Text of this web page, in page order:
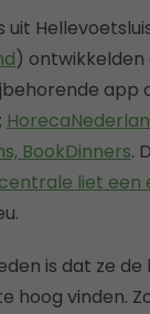
uit
) ontwikkelden
app
BookDinners.
liet een
is dat ze de
hoog vinden.